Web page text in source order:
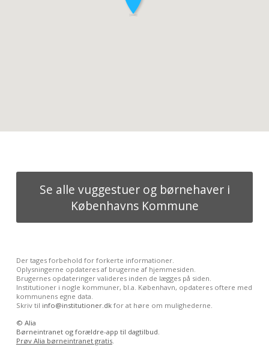
Se alle vuggestuer og børnehaver i
Københavns Kommune
Der tages forbehold for forkerte informationer.
Oplysningerne opdateres af brugerne af hjemmesiden.
Brugernes opdateringer valideres inden de lægges på siden.
Institutioner i nogle kommuner, bl.a. København, opdateres oftere med
kommunens egne data.
Skriv til info@institutioner.dkfor at høre om mulighederne.
© Alia
Børneintranet og forældre-app til dagtilbud.
Prøv Alia børneintranet gratis.